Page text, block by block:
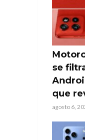
se
que
agosto 6,